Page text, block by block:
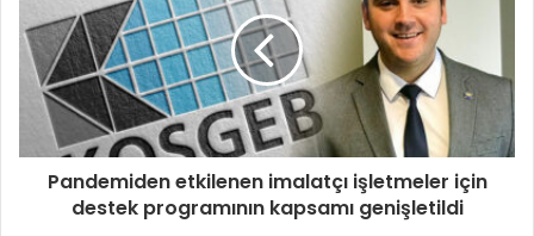
Pandemiden etkilenen imalatçı işletmeler için
destek programının kapsamı genişletildi